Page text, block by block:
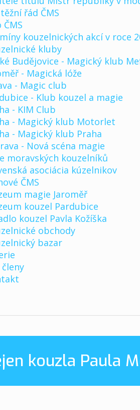
řád ČMS
ČMS
kouzelnických akcí v roce
kluby
Budějovice - Magický klub
- Magická lóže
- Magic club
- Klub kouzel a magie
- KIM Club
- Magický klub Motorlet
- Magický klub Praha
- Nová scéna magie
moravských kouzelníků
asociácia kúzelnikov
ČMS
magie Jaroměř
kouzel Pardubice
kouzel Pavla Kožíška
obchody
bazar
členy
kouzla Paula